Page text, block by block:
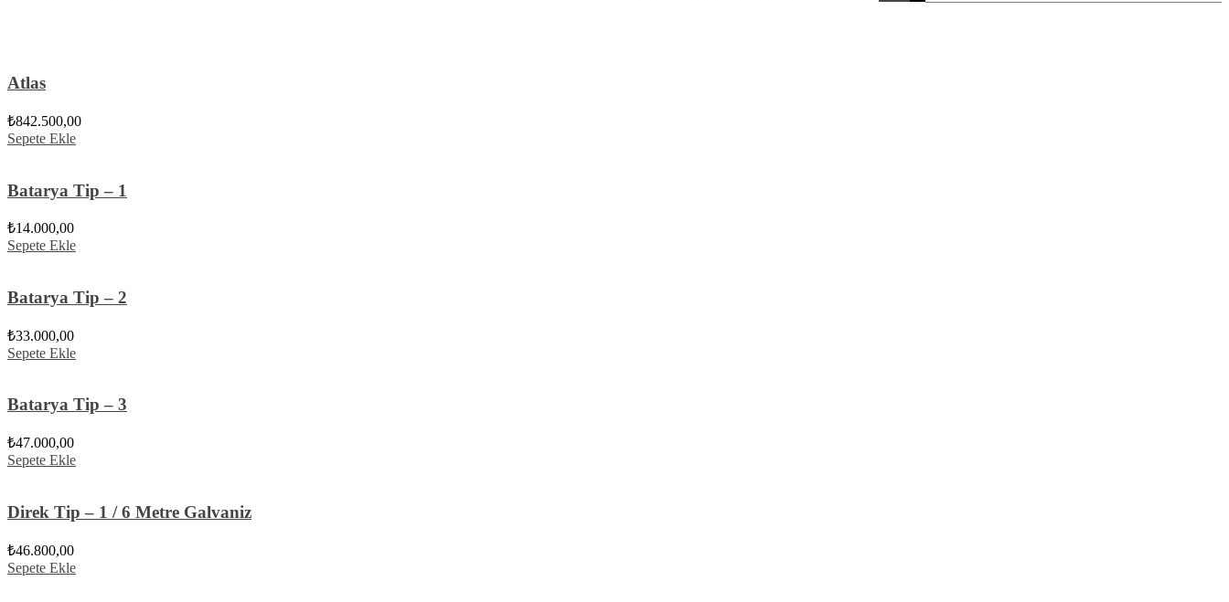
Atlas
₺842.500,00
Sepete Ekle
Batarya Tip – 1
₺14.000,00
Sepete Ekle
Batarya Tip – 2
₺33.000,00
Sepete Ekle
Batarya Tip – 3
₺47.000,00
Sepete Ekle
Direk Tip – 1 / 6 Metre Galvaniz
₺46.800,00
Sepete Ekle